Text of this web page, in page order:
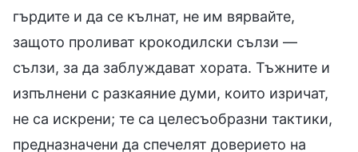
гърдите и да се кълнат, не им вярвайте,
защото проливат крокодилски сълзи —
сълзи, за да заблуждават хората. Тъжните и
изпълнени с разкаяние думи, които изричат,
не са искрени; те са целесъобразни тактики,
предназначени да спечелят доверието на